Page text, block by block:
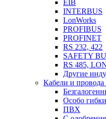
EIB
INTERBUS
LonWorks
PROFIBUS
PROFINET
RS 232, 422
SAFETY
RS 485,
Другие
Кабели и
Особо
ПВХ